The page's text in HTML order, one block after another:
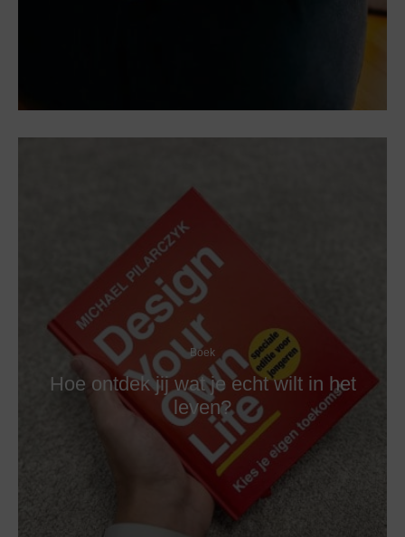
Boek
Hoe ontdek jij wat je echt wilt in het
leven?